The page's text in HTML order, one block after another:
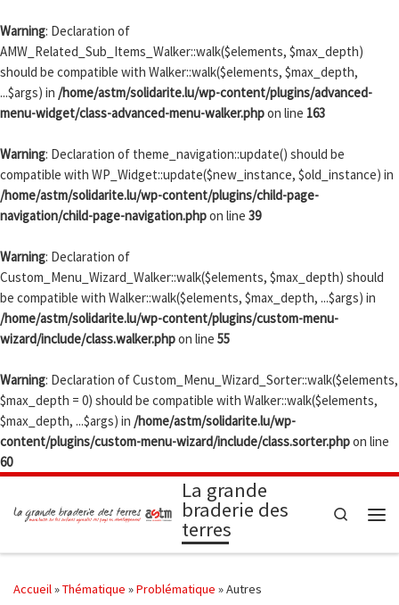
Warning: Declaration of
AMW_Related_Sub_Items_Walker::walk($elements, $max_depth)
should be compatible with Walker::walk($elements, $max_depth,
...$args) in /home/astm/solidarite.lu/wp-content/plugins/advanced-
menu-widget/class-advanced-menu-walker.phpon line 163
Warning: Declaration of theme_navigation::update() should be
compatible with WP_Widget::update($new_instance, $old_instance) in
/home/astm/solidarite.lu/wp-content/plugins/child-page-
navigation/child-page-navigation.phpon line 39
Warning: Declaration of
Custom_Menu_Wizard_Walker::walk($elements, $max_depth) should
be compatible with Walker::walk($elements, $max_depth, ...$args) in
/home/astm/solidarite.lu/wp-content/plugins/custom-menu-
wizard/include/class.walker.phpon line 55
Warning: Declaration of Custom_Menu_Wizard_Sorter::walk($elements,
$max_depth = 0) should be compatible with Walker::walk($elements,
$max_depth, ...$args) in /home/astm/solidarite.lu/wp-
content/plugins/custom-menu-wizard/include/class.sorter.phpon line
60
Passer au contenu
La grande
braderie des
terres Search
Accueil»Thématique »Problématique »Autres